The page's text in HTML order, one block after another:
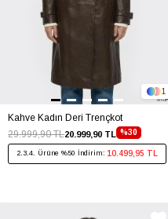
Kahve Kadın Deri Trençkot
%30
20.999,90 TL
29.999,90 TL
2.3.4. Ürüne %50 İndirim: 10.499,95 TL
1